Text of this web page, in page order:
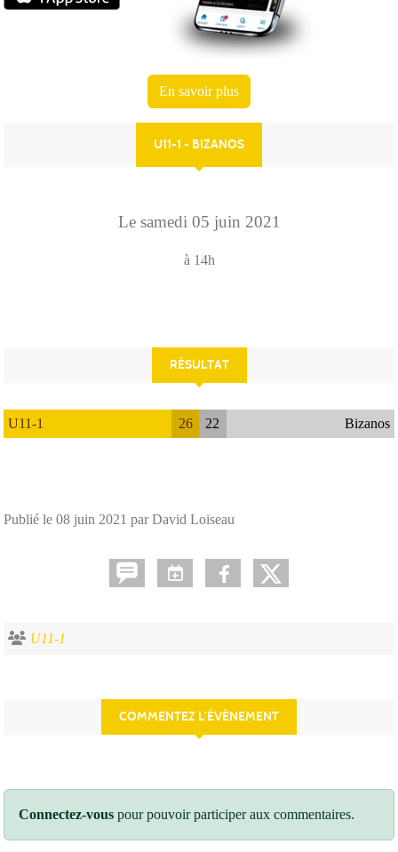
U11-1 - BIZANOS
Le samedi 05 juin 2021
à 14h
RÉSULTAT
U11-1 26 22 Bizanos
Publié le 08 juin 2021 par David Loiseau
U11-1
COMMENTEZ L’ÉVÈNEMENT
Connectez-vous pour pouvoir participer aux commentaires.
En savoir plus